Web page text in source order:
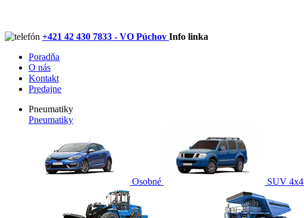
+421 42 430 7833 - VO Púchov Info linka
Poradňa
O nás
Kontakt
Predajne
Pneumatiky
Pneumatiky
Osobné SUV 4x4